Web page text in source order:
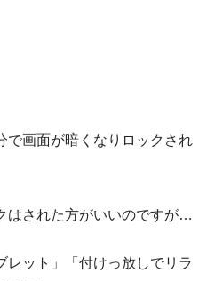
で画面が暗くなりロックされ
はされた方がいいのですが…
レット」「付けっ放しでリラ